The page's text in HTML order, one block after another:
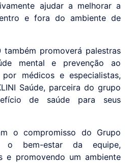
ajudar a melhorar a
e fora do ambiente de
também promoverá palestras
mental e prevenção ao
médicos e especialistas,
Saúde, parceira do grupo
de saúde para seus
o compromisso do Grupo
o bem-estar da equipe,
e promovendo um ambiente